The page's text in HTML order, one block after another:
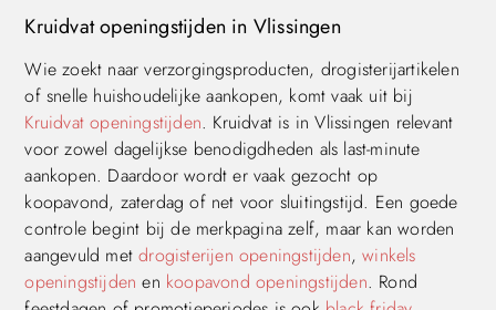
Kruidvat openingstijden in Vlissingen
Wie zoekt naar verzorgingsproducten, drogisterijartikelen
of snelle huishoudelijke aankopen, komt vaak uit bij
Kruidvat openingstijden. Kruidvat is in Vlissingen relevant
voor zowel dagelijkse benodigdheden als last-minute
aankopen. Daardoor wordt er vaak gezocht op
koopavond, zaterdag of net voor sluitingstijd. Een goede
controle begint bij de merkpagina zelf, maar kan worden
aangevuld metdrogisterijen openingstijden,winkels
openingstijden en koopavond openingstijden. Rond